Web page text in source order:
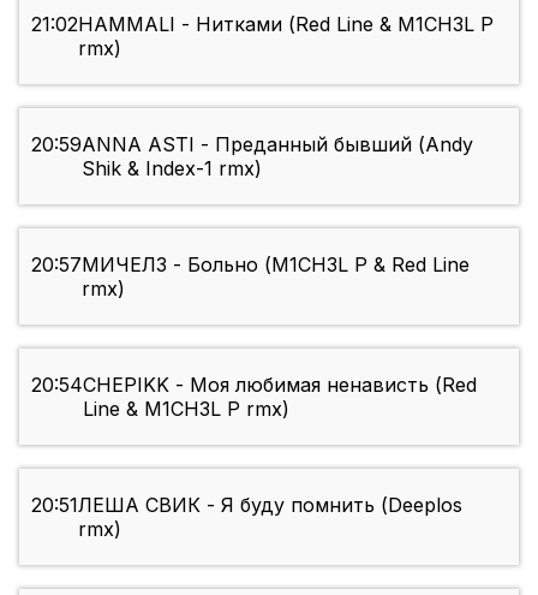
21:02HAMMALI - Нитками (Red Line & M1CH3L P
rmx)
20:59ANNA ASTI - Преданный бывший (Andy
Shik & Index-1 rmx)
20:57МИЧЕЛЗ - Больно (M1CH3L P & Red Line
rmx)
20:54CHEPIKK - Моя любимая ненависть (Red
Line & M1CH3L P rmx)
20:51ЛЕША СВИК - Я буду помнить (Deeplos
rmx)